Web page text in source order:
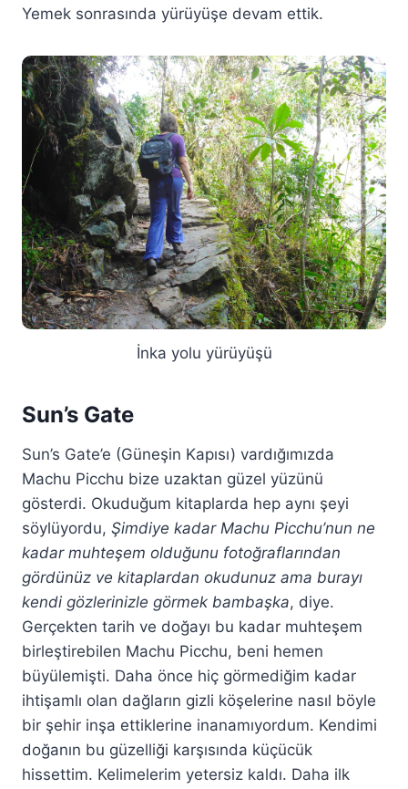
Yemek sonrasında yürüyüşe devam ettik.
İnka yolu yürüyüşü
Sun’s Gate
Sun’s Gate’e (Güneşin Kapısı) vardığımızda
Machu Picchu bize uzaktan güzel yüzünü
gösterdi. Okuduğum kitaplarda hep aynı şeyi
söylüyordu, Şimdiye kadar Machu Picchu’nun ne
kadar muhteşem olduğunu fotoğraflarından
gördünüz ve kitaplardan okudunuz ama burayı
kendi gözlerinizle görmek bambaşka, diye.
Gerçekten tarih ve doğayı bu kadar muhteşem
birleştirebilen Machu Picchu, beni hemen
büyülemişti. Daha önce hiç görmediğim kadar
ihtişamlı olan dağların gizli köşelerine nasıl böyle
bir şehir inşa ettiklerine inanamıyordum. Kendimi
doğanın bu güzelliği karşısında küçücük
hissettim. Kelimelerim yetersiz kaldı. Daha ilk